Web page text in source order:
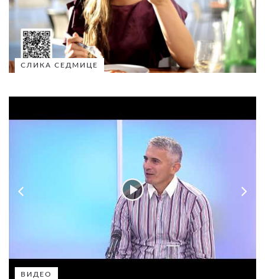
СЛИКА СЕДМИЦЕ
ВИДЕО